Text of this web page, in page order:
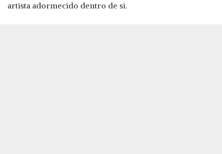
artista adormecido dentro de si.